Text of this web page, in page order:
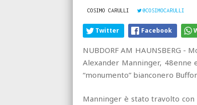
COSIMO CARULLI @COSIMOCARULLI
Twitter Facebook
NUBDORF AM HAUNSBERG
Alexander Manninger,
“monumento” bianconero
Manninger è stato travolto con